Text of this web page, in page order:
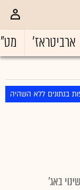
ארביטראז'
בנתונים ללא השהיה
שינוי באג'